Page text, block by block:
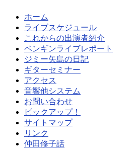
ホーム
ライブスケジュール
これからの出演者紹介
ペンギンライブレポート
ジミー矢島の日記
ギターセミナー
アクセス
音響他システム
お問い合わせ
ピックアップ！
サイトマップ
リンク
仲田修子話